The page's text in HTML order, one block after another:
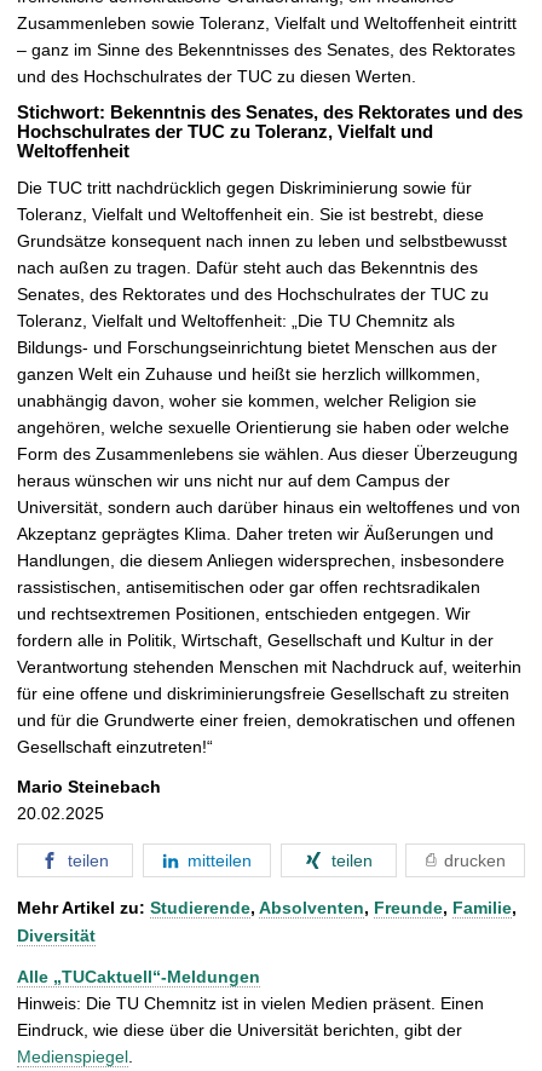
Zusammenleben sowie Toleranz, Vielfalt und Weltoffenheit eintritt
– ganz im Sinne des Bekenntnisses des Senates, des Rektorates
und des Hochschulrates der TUC zu diesen Werten.
Stichwort: Bekenntnis des Senates, des Rektorates und des
Hochschulrates der TUC zu Toleranz, Vielfalt und
Weltoffenheit
Die TUC tritt nachdrücklich gegen Diskriminierung sowie für
Toleranz, Vielfalt und Weltoffenheit ein. Sie ist bestrebt, diese
Grundsätze konsequent nach innen zu leben und selbstbewusst
nach außen zu tragen. Dafür steht auch das Bekenntnis des
Senates, des Rektorates und des Hochschulrates der TUC zu
Toleranz, Vielfalt und Weltoffenheit: „Die TU Chemnitz als
Bildungs- und Forschungseinrichtung bietet Menschen aus der
ganzen Welt ein Zuhause und heißt sie herzlich willkommen,
unabhängig davon, woher sie kommen, welcher Religion sie
angehören, welche sexuelle Orientierung sie haben oder welche
Form des Zusammenlebens sie wählen. Aus dieser Überzeugung
heraus wünschen wir uns nicht nur auf dem Campus der
Universität, sondern auch darüber hinaus ein weltoffenes und von
Akzeptanz geprägtes Klima. Daher treten wir Äußerungen und
Handlungen, die diesem Anliegen widersprechen, insbesondere
rassistischen, antisemitischen oder gar offen rechtsradikalen
und rechtsextremen Positionen, entschieden entgegen. Wir
fordern alle in Politik, Wirtschaft, Gesellschaft und Kultur in der
Verantwortung stehenden Menschen mit Nachdruck auf, weiterhin
für eine offene und diskriminierungsfreie Gesellschaft zu streiten
und für die Grundwerte einer freien, demokratischen und offenen
Gesellschaft einzutreten!“
Mario Steinebach
20.02.2025
teilen mitteilen teilen drucken
Mehr Artikel zu: Studierende, Absolventen, Freunde, Familie,
Diversität
Alle „TUCaktuell“-Meldungen
Hinweis: Die TU Chemnitz ist in vielen Medien präsent. Einen
Eindruck, wie diese über die Universität berichten, gibt der
Medienspiegel